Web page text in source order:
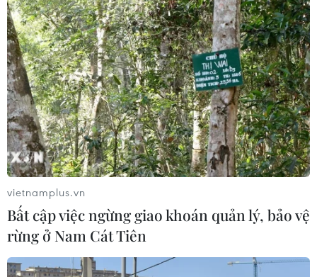
vietnamplus.vn
Bất cập việc ngừng giao khoán quản lý, bảo vệ
rừng ở Nam Cát Tiên